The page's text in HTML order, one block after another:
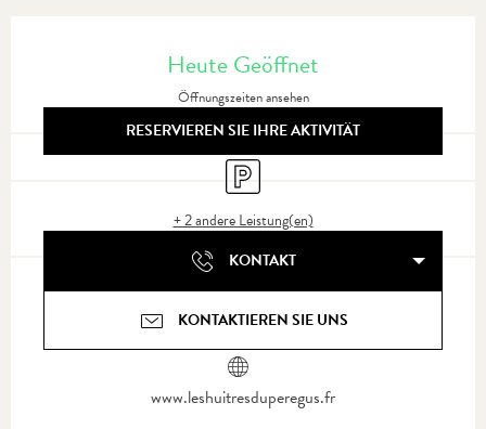
Heute Geöffnet
Öffnungszeiten ansehen
RESERVIEREN SIE IHRE AKTIVITÄT
Parkplatz
+ 2 andere Leistung(en)
KONTAKT
KONTAKTIEREN SIE UNS
www.leshuitresduperegus.fr